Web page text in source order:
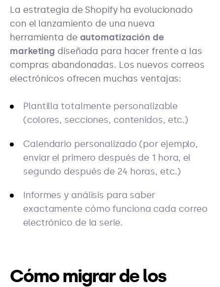
La estrategia de Shopify ha evolucionado
con el lanzamiento de una nueva
herramienta de automatización de
marketing diseñada para hacer frente a las
compras abandonadas. Los nuevos correos
electrónicos ofrecen muchas ventajas:
Plantilla totalmente personalizable
(colores, secciones, contenidos, etc.)
Calendario personalizado (por ejemplo,
enviar el primero después de 1 hora, el
segundo después de 24 horas, etc.)
Informes y análisis para saber
exactamente cómo funciona cada correo
electrónico de la serie.
Cómo migrar de los